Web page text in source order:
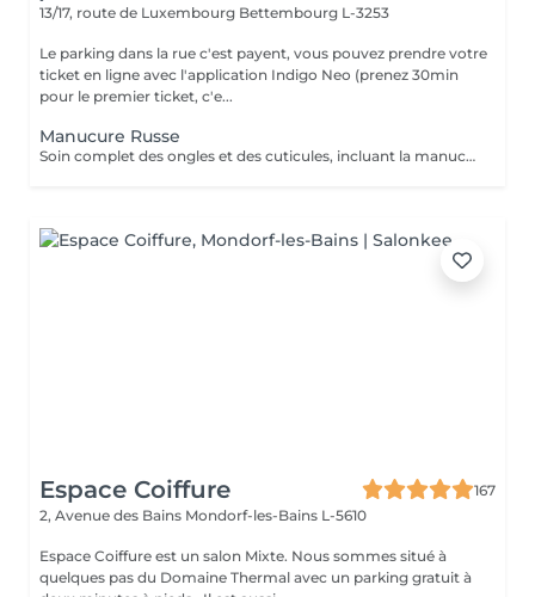
13/17, route de Luxembourg Bettembourg L-3253
Le parking dans la rue c'est payent, vous pouvez prendre votre
ticket en ligne avec l'application Indigo Neo (prenez 30min
pour le premier ticket, c'e...
Manucure Russe
Soin complet des ongles et des cuticules, incluant la manucure russe, le limage et la mise en forme, suivi de l'application d'un vernis traditionnel transparent pour des mains nettes, soignées et élégantes.
Espace Coiffure
167
2, Avenue des Bains Mondorf-les-Bains L-5610
Espace Coiffure est un salon Mixte. Nous sommes situé à
quelques pas du Domaine Thermal avec un parking gratuit à